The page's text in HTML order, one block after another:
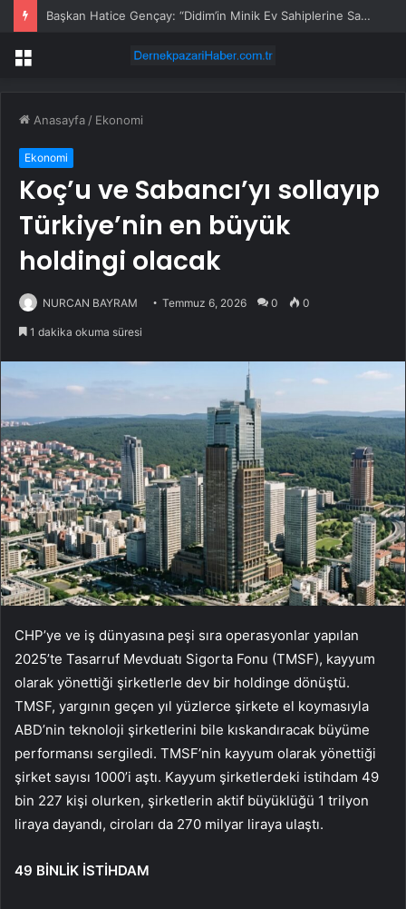
Başkan Hatice Gençay: “Didim’in Minik Ev Sahiplerine Sahip Çıkmaya Devam Edeceğiz”
Menü
Anasayfa / Ekonomi
Ekonomi
Koç’u ve Sabancı’yı sollayıp
Türkiye’nin en büyük
holdingi olacak
NURCAN BAYRAM Temmuz 6, 2026 0 0
1 dakika okuma süresi
CHP’ye ve iş dünyasına peşi sıra operasyonlar yapılan
2025’te Tasarruf Mevduatı Sigorta Fonu (TMSF), kayyum
olarak yönettiği şirketlerle dev bir holdinge dönüştü.
TMSF, yargının geçen yıl yüzlerce şirkete el koymasıyla
ABD’nin teknoloji şirketlerini bile kıskandıracak büyüme
performansı sergiledi. TMSF’nin kayyum olarak yönettiği
şirket sayısı 1000’i aştı. Kayyum şirketlerdeki istihdam 49
bin 227 kişi olurken, şirketlerin aktif büyüklüğü 1 trilyon
liraya dayandı, ciroları da 270 milyar liraya ulaştı.
49 BİNLİK İSTİHDAM